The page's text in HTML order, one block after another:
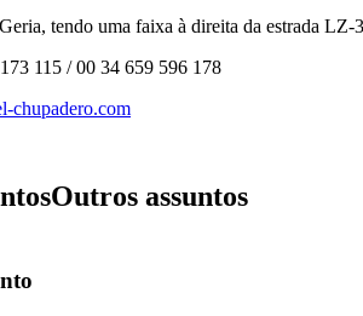
, tendo uma faixa à direita da estrada
115 / 00 34 659 596 178
chupadero.com
Outros assuntos